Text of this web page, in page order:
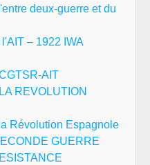
deux-guerre et du
– 1922 IWA
AIT
REVOLUTION
Révolution Espagnole
GUERRE